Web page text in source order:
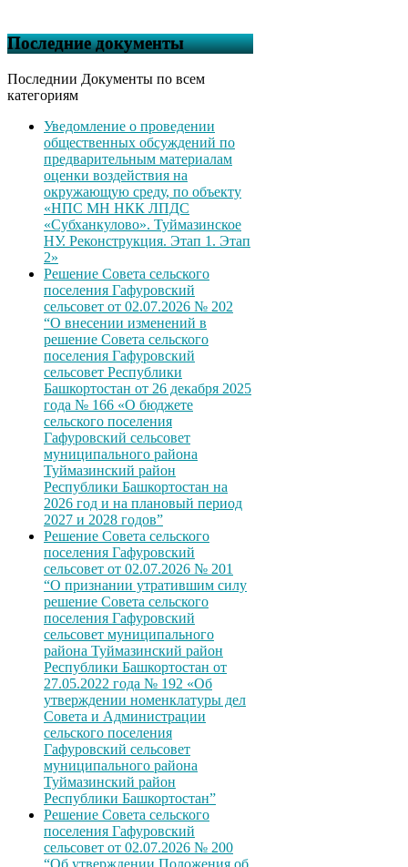
Последние документы
Последнии Документы по всем
категориям
Уведомление о проведении
общественных обсуждений по
предварительным материалам
оценки воздействия на
окружающую среду, по объекту
«НПС МН НКК ЛПДС
«Субханкулово». Туймазинское
НУ. Реконструкция. Этап 1. Этап
2»
Решение Совета сельского
поселения Гафуровский
сельсовет от 02.07.2026 № 202
“О внесении изменений в
решение Совета сельского
поселения Гафуровский
сельсовет Республики
Башкортостан от 26 декабря 2025
года № 166 «О бюджете
сельского поселения
Гафуровский сельсовет
муниципального района
Туймазинский район
Республики Башкортостан на
2026 год и на плановый период
2027 и 2028 годов”
Решение Совета сельского
поселения Гафуровский
сельсовет от 02.07.2026 № 201
“О признании утратившим силу
решение Совета сельского
поселения Гафуровский
сельсовет муниципального
района Туймазинский район
Республики Башкортостан от
27.05.2022 года № 192 «Об
утверждении номенклатуры дел
Совета и Администрации
сельского поселения
Гафуровский сельсовет
муниципального района
Туймазинский район
Республики Башкортостан”
Решение Совета сельского
поселения Гафуровский
сельсовет от 02.07.2026 № 200
“Об утверждении Положения об